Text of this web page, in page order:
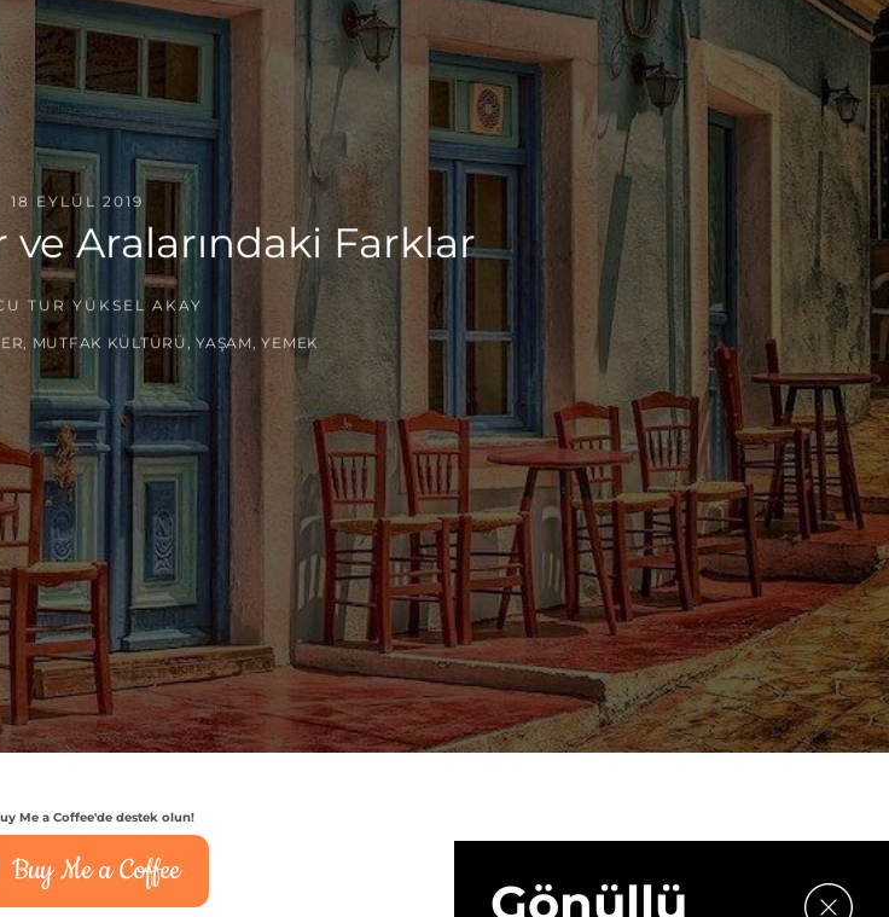
18 EYLÜL 2019
ve Aralarındaki Farklar
TUR YÜKSEL AKAY
MUTFAK KÜLTÜRÜ ,YAŞAM ,YEMEK
Me a Coffee'de destek olun!
Buy Me a Coffee
Gönüllü